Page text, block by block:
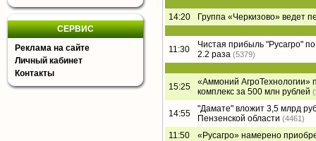
СЕРВИС
Реклама на сайте
Личный кабинет
Контакты
14:20 Группа «Черкизово» ведет
11:30
Чистая прибыль "Русагро"
2.2 раза (5379)
15:25
«Аммоний АгроТехнологии»
комплекс за 500 млн рублей
14:55
"Дамате" вложит 3,5 млрд
Пензенской области (4461)
11:50 «Русагро» намерено